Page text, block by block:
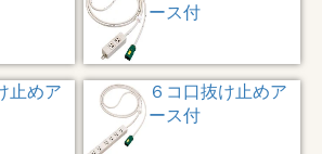
ース付
止めア
６コ口抜け止めア
ース付